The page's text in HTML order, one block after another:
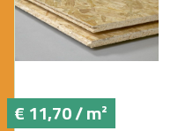
€ 11,70 / m²